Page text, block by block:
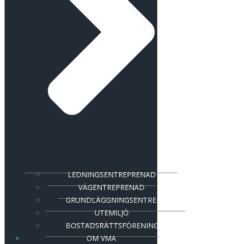
LEDNINGSENTREPRENAD
VÄGENTREPRENAD
GRUNDLÄGGNINGSENTREPRENAD
UTEMILJÖ
BOSTADSRÄTTSFÖRENING
OM VMA